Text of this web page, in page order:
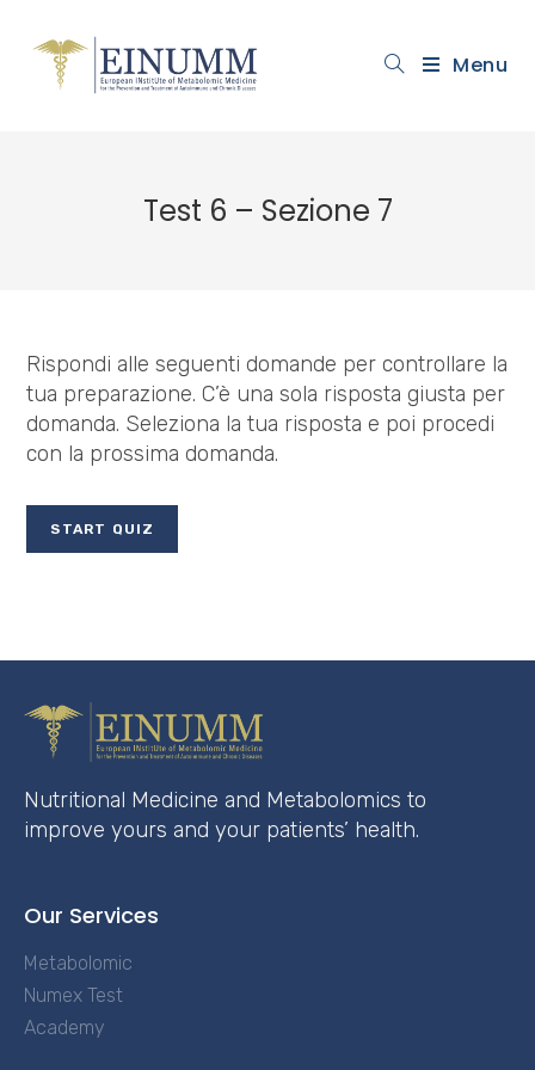
Menu
Test 6 – Sezione 7
Rispondi alle seguenti domande per controllare la
tua preparazione. C’è una sola risposta giusta per
domanda. Seleziona la tua risposta e poi procedi
con la prossima domanda.
Nutritional Medicine and Metabolomics to
improve yours and your patients’ health.
Our Services
Metabolomic
Numex Test
Academy